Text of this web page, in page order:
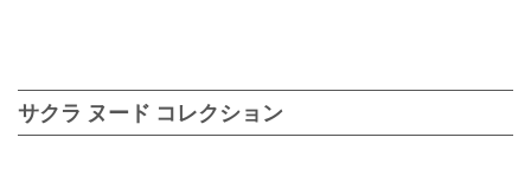
サクラ ヌード コレクション